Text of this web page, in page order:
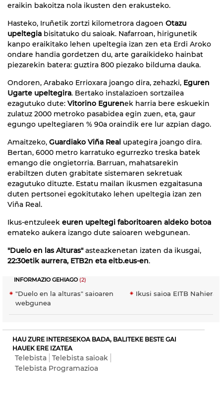
eraikin bakoitza nola ikusten den erakusteko.
Hasteko, Iruñetik zortzi kilometrora dagoen Otazu
upeltegia bisitatuko du saioak. Nafarroan, hirigunetik
kanpo eraikitako lehen upeltegia izan zen eta Erdi Aroko
ondare handia gordetzen du, arte garaikideko hainbat
piezarekin batera: guztira 800 piezako bilduma dauka.
Ondoren, Arabako Errioxara joango dira, zehazki, Eguren
Ugarte upeltegira. Bertako instalazioen sortzailea
ezagutuko dute: Vitorino Egurenek harria bere eskuekin
zulatuz 2000 metroko pasabidea egin zuen, eta, gaur
egungo upeltegiaren % 90a oraindik ere lur azpian dago.
Amaitzeko, Guardiako Viña Real upategira joango dira.
Bertan, 6000 metro karratuko egurrezko treska batek
emango die ongietorria. Barruan, mahatsarekin
erabiltzen duten grabitate sistemaren sekretuak
ezagutuko dituzte. Estatu mailan ikusmen ezgaitasuna
duten pertsonei egokitutako lehen upeltegia izan zen
Viña Real.
Ikus-entzuleek euren upeltegi faboritoaren aldeko botoa
emateko aukera izango dute saioaren webgunean.
"Duelo en las Alturas"asteazkenetan izaten da ikusgai,
22:30etik aurrera, ETB2n eta eitb.eus-en.
INFORMAZIO GEHIAGO(2)
"Duelo en la alturas" saioaren
webgunea
Ikusi saioa EITB
HAU ZURE INTERESEKOA BADA, BALITEKE BESTE GAI
HAUEK ERE IZATEA
Telebista
Telebista saioak
Telebista Programazioa